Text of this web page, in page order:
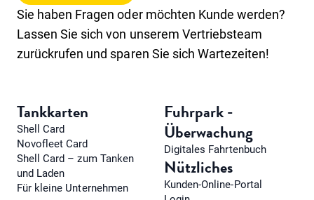
Sie haben Fragen oder möchten Kunde werden?
Lassen Sie sich von unserem Vertriebsteam
zurückrufen und sparen Sie sich Wartezeiten!
Tankkarten
Shell Card
Novofleet Card
Shell Card – zum Tanken
und Laden
Für kleine Unternehmen
Fuhrpark -
Überwachung
Digitales Fahrtenbuch
Nützliches
Kunden-Online-Portal